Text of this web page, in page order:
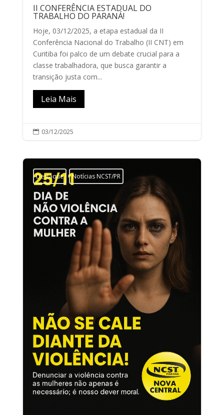
II CONFERÊNCIA ESTADUAL DO
TRABALHO DO PARANÁ!
Hoje, 03/12/2025, a etapa estadual da II
Conferência Nacional do Trabalho (II CNT) em
Curitiba foi palco de um debate crucial para a
classe trabalhadora, que busca garantir a
transição justa com...
Leia Mais
 03/12/2025
Destaque Notícias NCST/PR